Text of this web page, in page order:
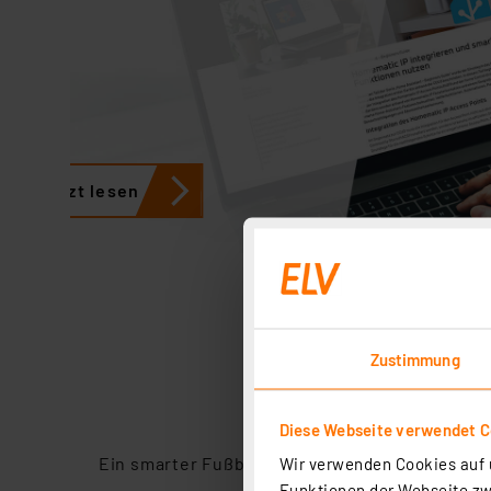
Zustimmung
Diese Webseite verwendet
Wir verwenden Cookies
Jetzt lesen
Ein smarter Fußbodenheizungscontroller